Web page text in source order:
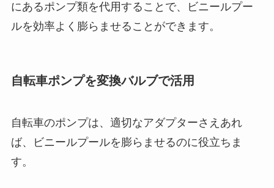
にあるポンプ類を代用することで、ビニールプー
ルを効率よく膨らませることができます。
自転車ポンプを変換バルブで活用
自転車のポンプは、適切なアダプターさえあれ
ば、ビニールプールを膨らませるのに役立ちま
す。